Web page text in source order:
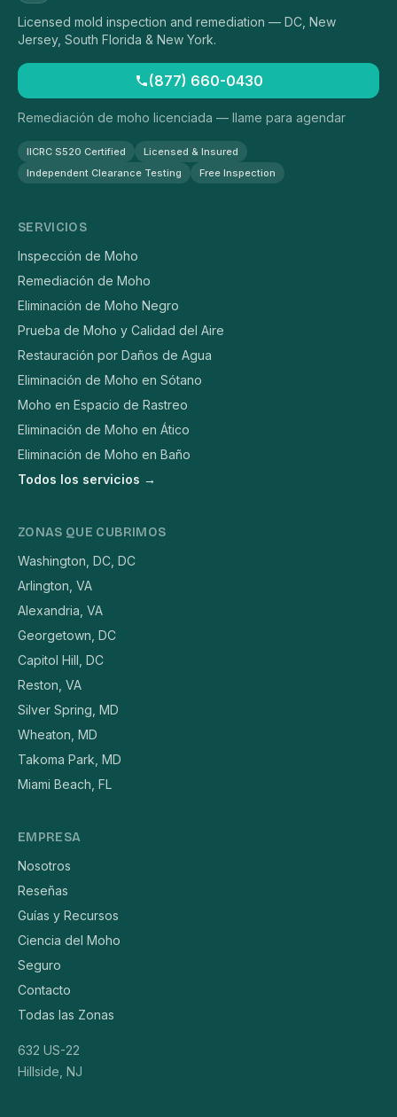
Licensed mold inspection and remediation — DC, New
Jersey, South Florida & New York.
(877) 660-0430
Remediación de moho licenciada — llame para agendar
IICRC S520 Certified
Licensed & Insured
Independent Clearance Testing
Free Inspection
SERVICIOS
Inspección de Moho
Remediación de Moho
Eliminación de Moho Negro
Prueba de Moho y Calidad del Aire
Restauración por Daños de Agua
Eliminación de Moho en Sótano
Moho en Espacio de Rastreo
Eliminación de Moho en Ático
Eliminación de Moho en Baño
Todos los servicios →
ZONAS QUE CUBRIMOS
Washington, DC, DC
Arlington, VA
Alexandria, VA
Georgetown, DC
Capitol Hill, DC
Reston, VA
Silver Spring, MD
Wheaton, MD
Takoma Park, MD
Miami Beach, FL
EMPRESA
Nosotros
Reseñas
Guías y Recursos
Ciencia del Moho
Seguro
Contacto
Todas las Zonas
632 US-22
Hillside, NJ